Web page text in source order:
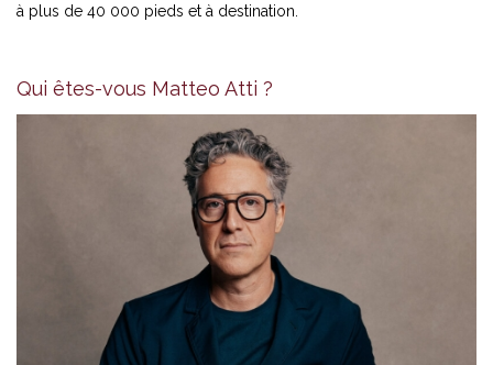
à plus de 40 000 pieds et à destination.
Qui êtes-vous Matteo Atti ?